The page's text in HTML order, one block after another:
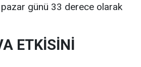
pazar günü 33 derece olarak
ETKİSİNİ